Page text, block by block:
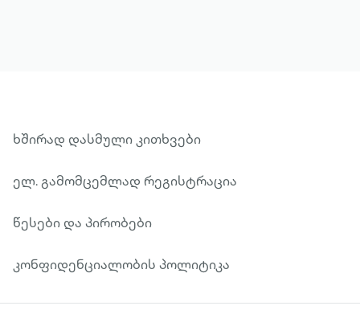
ხშირად დასმული კითხვები
ელ. გამომცემლად რეგისტრაცია
წესები და პირობები
კონფიდენციალობის პოლიტიკა